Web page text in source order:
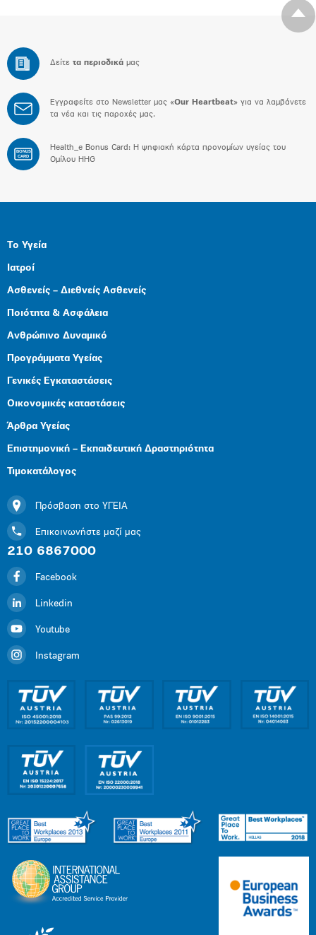
Δείτε τα περιοδικά μας
Εγγραφείτε στο Newsletter μας «Our Heartbeat» για να λαμβάνετε
τα νέα και τις παροχές μας.
BONUS
CARD
Health_e Bonus Card: H ψηφιακή κάρτα προνομίων υγείας του
Ομίλου HHG
Το Υγεία
Ιατροί
Ασθενείς – Διεθνείς Ασθενείς
Ποιότητα & Ασφάλεια
Ανθρώπινο Δυναμικό
Προγράμματα Υγείας
Γενικές Εγκαταστάσεις
Οικονομικές καταστάσεις
Άρθρα Υγείας
Επιστημονική – Εκπαιδευτική Δραστηριότητα
Τιμοκατάλογος
Πρόσβαση στο ΥΓΕΙΑ
Επικοινωνήστε μαζί μας
210 6867000
Facebook
Linkedin
Youtube
Instagram